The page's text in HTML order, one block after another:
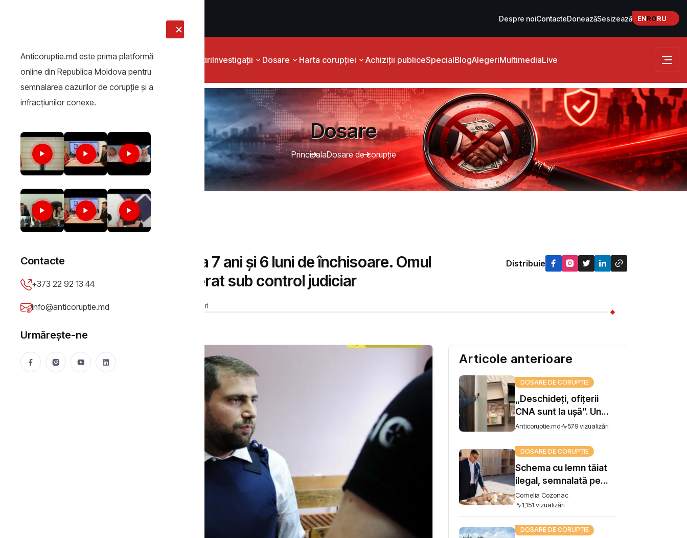
Despre noiContacteDoneazăSesizează ENRORU
ȘtiriInvestigații Dosare Harta corupției Achiziții publiceSpecialBlogAlegeriMultimediaLive
Anticoruptie.md este prima platformă
online din Republica Moldova pentru
semnalarea cazurilor de corupţie şi a
infracţiunilor conexe.
Contacte
+373 22 92 13 44
info@anticoruptie.md
Urmărește-ne
Dosare
PrincipalaDosare de corupție
Ilan Șor, condamnat la 7 ani și 6 luni de închisoare. Omul
de afaceri a fost eliberat sub control judiciar
Anticoruptie.md 10456 vizualizări
Distribuie
Articole anterioare
DOSARE DE CORUPȚIE
„Deschideți, ofițerii
CNA sunt la ușă”. Un
șef de direcție la AIPA,
reținut pentru trafic de
influență
Anticoruptie.md 579 vizualizări
DOSARE DE CORUPȚIE
Schema cu lemn tăiat
ilegal, semnalată pe
Harta Corupției, ajunge
la Guvern. Premierul
Vasile Tofan: „Subiectul
se ia în lucru”
Cornelia Cozonac
1,151 vizualizări
DOSARE DE CORUPȚIE